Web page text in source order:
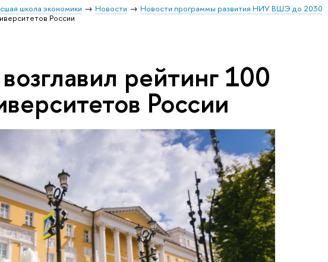
школа экономики Новости
Новости программы развития НИУ ВШЭ до 2030
России
рейтинг 100
России